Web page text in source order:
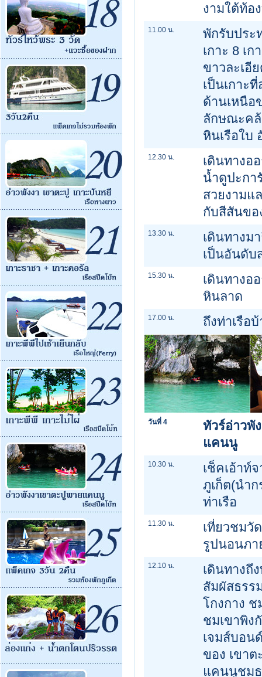
งามใต้ท้อ
11.00 น.
พักรับประ
เกาะ 8 เ
ขาวละเอี
เป็นเกาะ
ด้านเหนือ
ลักษณะคล้
หินเรือใบ
12.30 น.
เดินทางอ
น้ำดูปะกา
สวยงามแ
กับสีสันขอ
13.30 น.
เดินทางม
เป็นอันดับ
15.30 น.
เดินทางอ
หินลาด
17.00 น. ถึงท่าเรือ
วันที่ 4
ทัวร์อ่าวพั
แคนนู
10.30 น.
เช็คเอ้าท์
ภูเก็ต(นำ
ท่าเรือ
11.30 น.
เที่ยวชมวั
รูปนอนภา
12.10 น.
เดินทางถึ
สัมผัสธรร
โกงกาง
ชมเขาพิง
เจมส์บอน
ของ เขาต
แคนนูชม